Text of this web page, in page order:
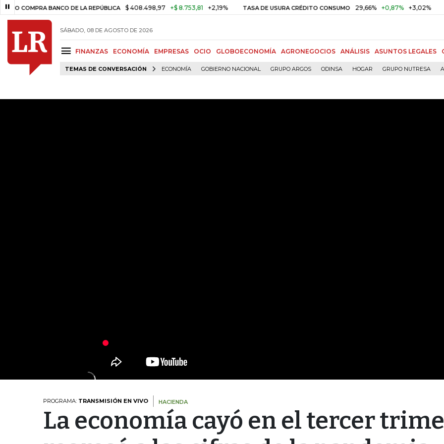
BANCO DE LA REPÚBLICA $ 408.498,97 +$ 8.753,81 +2,19% TASA DE USURA CRÉDITO CONSUMO 29,66% +0,87% +3,02% DTF
SÁBADO, 08 DE AGOSTO DE 2026
FINANZAS ECONOMÍA EMPRESAS OCIO GLOBOECONOMÍA AGRONEGOCIOS ANÁLISIS ASUNTOS LEGALES
TEMAS DE CONVERSACIÓN ECONOMÍA GOBIERNO NACIONAL GRUPO ARGOS ODINSA HOGAR GRUPO NUTRESA
PROGRAMA: TRANSMISIÓN EN VIVO HACIENDA
La economía cayó en el tercer